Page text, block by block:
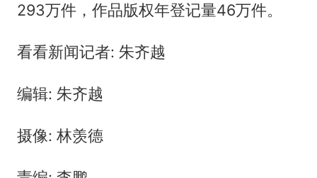
293万件，作品版权年登记量46万件。
看看新闻记者: 朱齐越
编辑: 朱齐越
摄像: 林羡德